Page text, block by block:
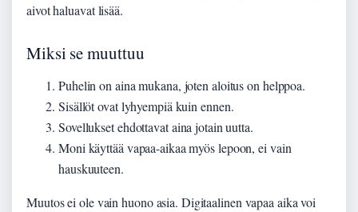
aivot haluavat lisää.
Miksi se muuttuu
Puhelin on aina mukana, joten aloitus on helppoa.
Sisällöt ovat lyhyempiä kuin ennen.
Sovellukset ehdottavat aina jotain uutta.
Moni käyttää vapaa-aikaa myös lepoon, ei vain
hauskuuteen.
Muutos ei ole vain huono asia. Digitaalinen vapaa aika voi